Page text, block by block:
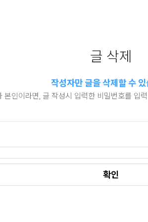
글 삭제
작성자만 글을 삭제할 수
본인이라면, 글 작성시 입력한 비밀번호를 입